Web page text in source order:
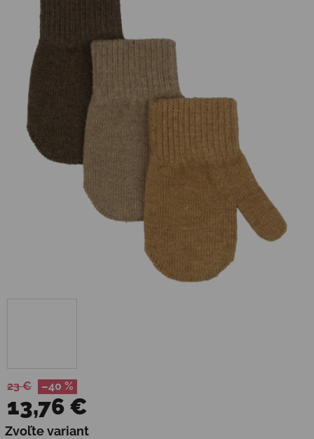
23 € –40 %
13,76 €
Jednotková cena:
Zvoľte variant